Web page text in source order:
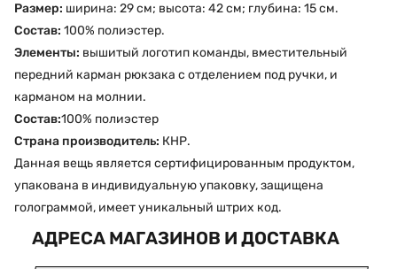
Размер: ширина: 29 см; высота: 42 см; глубина: 15 см.
Состав: 100% полиэстер.
Элементы: вышитый логотип команды, вместительный
передний карман рюкзака с отделением под ручки, и
карманом на молнии.
Состав:100% полиэстер
Страна производитель: КНР.
Данная вещь является сертифицированным продуктом,
упакована в индивидуальную упаковку, защищена
голограммой, имеет уникальный штрих код.
АДРЕСА МАГАЗИНОВ И ДОСТАВКА